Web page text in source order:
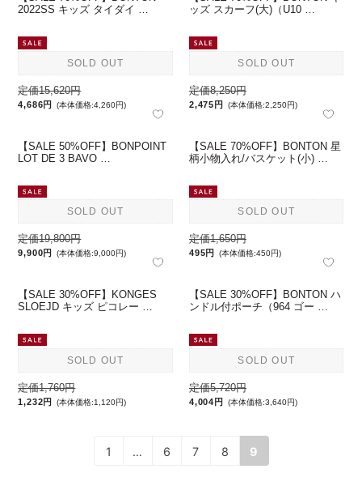
2022SS キッズ タイダイ …
SOLD OUT
定価15,620円
4,686円 (本体価格:4,260円)
ッズ スカーフ(大)（U10 …
SOLD OUT
定価8,250円
2,475円 (本体価格:2,250円)
【SALE 50%OFF】BONPOINT
LOT DE 3 BAVO …
SOLD OUT
定価19,800円
9,900円 (本体価格:9,000円)
【SALE 70%OFF】BONTON 星
柄小物入れ/バスケット(小) …
SOLD OUT
定価1,650円
495円 (本体価格:450円)